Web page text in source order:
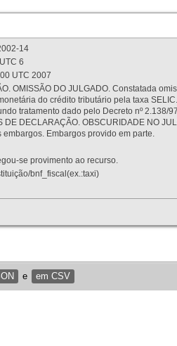
14
6
UTC 2007
OMISSÃO DO JULGADO. Constatada
do crédito tributário pela taxa
tratamento dado pelo Decreto nº 2.138/
DE DECLARAÇÃO. OBSCURIDADE NO
Embargos provido em parte.
se provimento ao recurso.
bnf_fiscal(ex.:taxi)
e em CSV